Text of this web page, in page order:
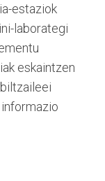
estaziok
laborategi
eskaintzen